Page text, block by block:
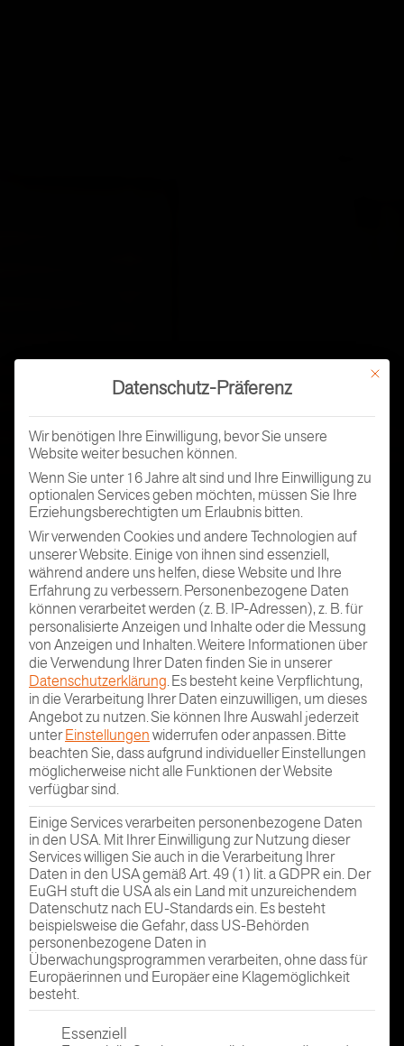
Mit
Datenschutz-Präferenz
Wir benötigen Ihre Einwilligung, bevor Sie unsere
Website weiter besuchen können.
Wenn Sie unter 16 Jahre alt sind und Ihre Einwilligung zu
optionalen Services geben möchten, müssen Sie Ihre
Erziehungsberechtigten um Erlaubnis bitten.
Wir verwenden Cookies und andere Technologien auf
unserer Website. Einige von ihnen sind essenziell,
während andere uns helfen, diese Website und Ihre
Erfahrung zu verbessern.Personenbezogene Daten
können verarbeitet werden (z. B. IP-Adressen), z. B. für
personalisierte Anzeigen und Inhalte oder die Messung
von Anzeigen und Inhalten.Weitere Informationen über
die Verwendung Ihrer Daten finden Sie in unserer
Datenschutzerklärung.Es besteht keine Verpflichtung,
in die Verarbeitung Ihrer Daten einzuwilligen, um dieses
Angebot zu nutzen.Sie können Ihre Auswahl jederzeit
unterEinstellungenwiderrufen oder anpassen.Bitte
beachten Sie, dass aufgrund individueller Einstellungen
möglicherweise nicht alle Funktionen der Website
verfügbar sind.
Einige Services verarbeiten personenbezogene Daten
in den USA. Mit Ihrer Einwilligung zur Nutzung dieser
Services willigen Sie auch in die Verarbeitung Ihrer
Daten in den USA gemäß Art. 49 (1) lit. a GDPR ein. Der
EuGH stuft die USA als ein Land mit unzureichendem
Datenschutz nach EU-Standards ein. Es besteht
beispielsweise die Gefahr, dass US-Behörden
personenbezogene Daten in
Überwachungsprogrammen verarbeiten, ohne dass für
Europäerinnen und Europäer eine Klagemöglichkeit
besteht.
Es folgt eine Liste der Service-Gruppen, für die eine
Essenziell